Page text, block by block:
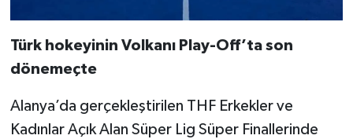
Türk hokeyinin Volkanı Play-Off’ta son
dönemeçte
Alanya’da gerçekleştirilen THF Erkekler ve
Kadınlar Açık Alan Süper Lig Süper Finallerinde